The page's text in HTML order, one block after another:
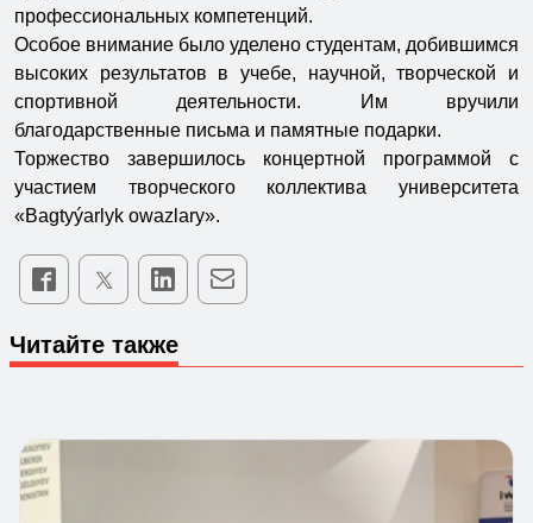
профессиональных компетенций.
Особое внимание было уделено студентам, добившимся
высоких результатов в учебе, научной, творческой и
спортивной деятельности. Им вручили
благодарственные письма и памятные подарки.
Торжество завершилось концертной программой с
участием творческого коллектива университета
«Bagtyýarlyk owazlary».
Читайте также